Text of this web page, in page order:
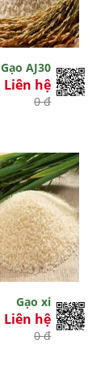
Gạo AJ30
Liên hệ
0 đ
Gạo xi
Liên hệ
0 đ